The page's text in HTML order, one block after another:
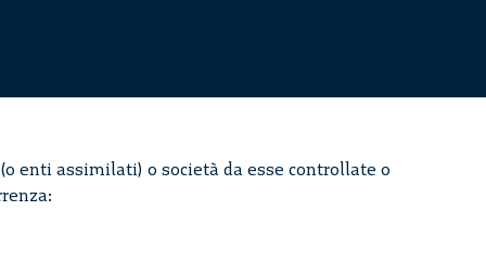
assimilati) o società da esse controllate o